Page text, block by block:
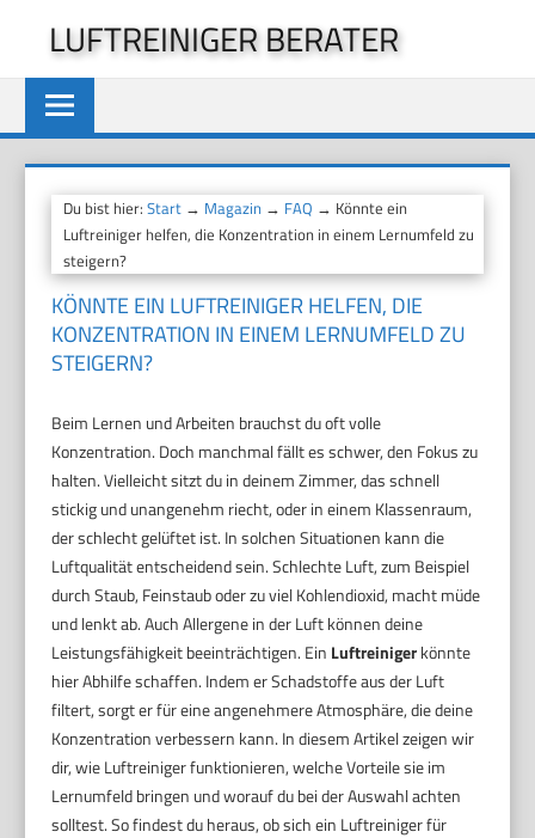
springen
LUFTREINIGER BERATER
Du bist hier:Start → Magazin → FAQ → Könnte ein
Luftreiniger helfen, die Konzentration in einem Lernumfeld zu
steigern?
KÖNNTE EIN LUFTREINIGER HELFEN, DIE
KONZENTRATION IN EINEM LERNUMFELD ZU
STEIGERN?
Beim Lernen und Arbeiten brauchst du oft volle
Konzentration. Doch manchmal fällt es schwer, den Fokus zu
halten. Vielleicht sitzt du in deinem Zimmer, das schnell
stickig und unangenehm riecht, oder in einem Klassenraum,
der schlecht gelüftet ist. In solchen Situationen kann die
Luftqualität entscheidend sein. Schlechte Luft, zum Beispiel
durch Staub, Feinstaub oder zu viel Kohlendioxid, macht müde
und lenkt ab. Auch Allergene in der Luft können deine
Leistungsfähigkeit beeinträchtigen. Ein Luftreinigerkönnte
hier Abhilfe schaffen. Indem er Schadstoffe aus der Luft
filtert, sorgt er für eine angenehmere Atmosphäre, die deine
Konzentration verbessern kann. In diesem Artikel zeigen wir
dir, wie Luftreiniger funktionieren, welche Vorteile sie im
Lernumfeld bringen und worauf du bei der Auswahl achten
solltest. So findest du heraus, ob sich ein Luftreiniger für